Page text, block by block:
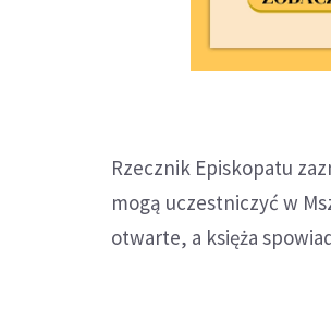
Rzecznik Episkopatu
mogą uczestniczyć w
otwarte, a księża